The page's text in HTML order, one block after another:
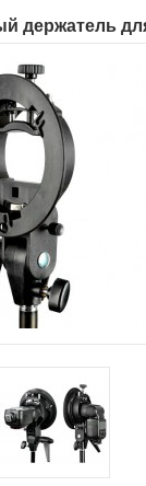
держатель